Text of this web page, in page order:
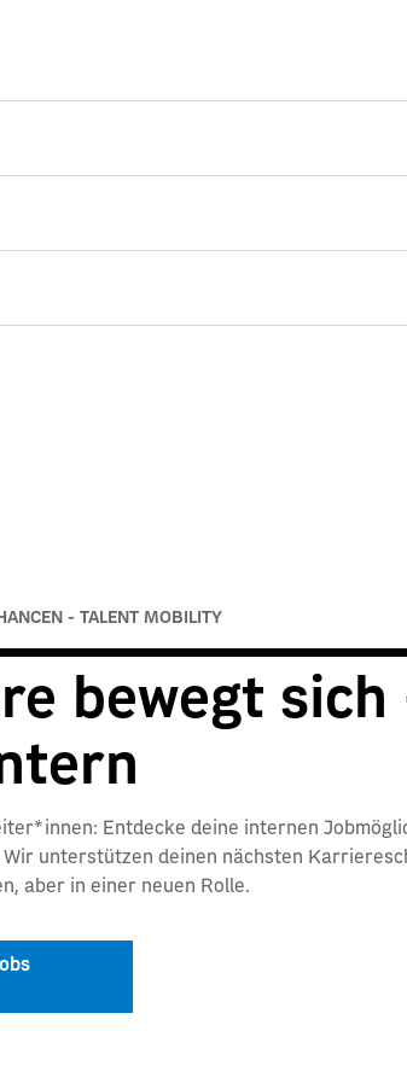
- TALENT MOBILITY
bewegt sich
Entdecke deine internen
Wir unterstützen deinen nächsten
aber in einer neuen Rolle.